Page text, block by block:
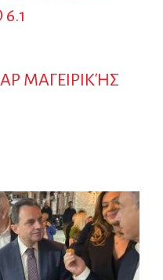
ΜΑΓΕΙΡΙΚΉΣ